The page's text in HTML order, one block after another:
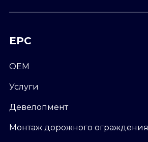
EPC
ОЕМ
Услуги
Девелопмент
Монтаж дорожного ограждения